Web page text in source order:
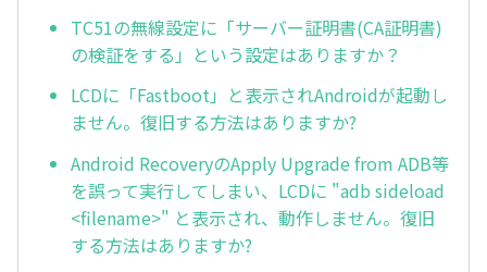
TC51の無線設定に「サーバー証明書(CA証明書)
の検証をする」という設定はありますか？
LCDに「Fastboot」と表示されAndroidが起動し
ません。復旧する方法はありますか?
Android RecoveryのApply Upgrade from ADB等
を誤って実行してしまい、LCDに "adb sideload
<filename>" と表示され、動作しません。復旧
する方法はありますか?